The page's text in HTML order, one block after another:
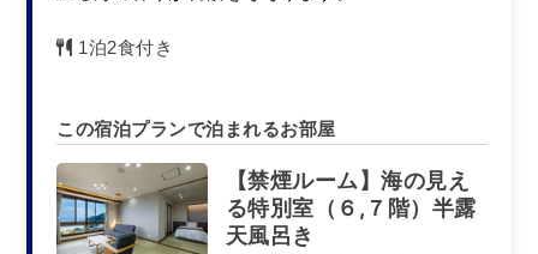
1泊2食付き
この宿泊プランで泊まれるお部屋
【禁煙ルーム】海の見え
る特別室（６,７階）半露
天風呂き